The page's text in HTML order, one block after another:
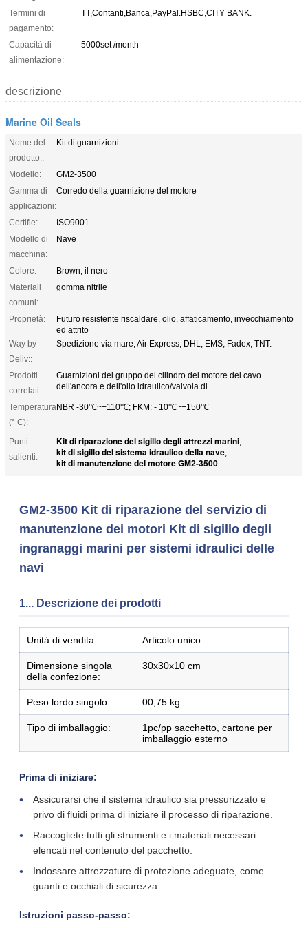
Termini di
pagamento:
TT,Contanti,Banca,PayPal.HSBC,CITY BANK.
Capacità di
alimentazione:
5000set /month
descrizione
Marine Oil Seals
Nome del
prodotto::
Kit di guarnizioni
Modello:
GM2-3500
Gamma di
applicazioni:
Corredo della guarnizione del motore
Certifie:
ISO9001
Modello di
macchina:
Nave
Colore:
Brown, il nero
Materiali
comuni:
gomma nitrile
Proprietà:
Futuro resistente riscaldare, olio, affaticamento, invecchiamento
ed attrito
Way by
Deliv::
Spedizione via mare, Air Express, DHL, EMS, Fadex, TNT.
Prodotti
correlati:
Guarnizioni del gruppo del cilindro del motore del cavo
dell'ancora e dell'olio idraulico/valvola di
Temperatura
(° C):
NBR -30℃~+110℃; FKM: - 10℃~+150℃
Punti
salienti:
Kit di riparazione del sigillo degli attrezzi marini,
kit di sigillo del sistema idraulico della nave,
kit di manutenzione del motore GM2-3500
GM2-3500 Kit di riparazione del servizio di
manutenzione dei motori Kit di sigillo degli
ingranaggi marini per sistemi idraulici delle
navi
1... Descrizione dei prodotti
Unità di vendita: Articolo unico
Dimensione singola
della confezione:
30x30x10 cm
Peso lordo singolo: 00,75 kg
Tipo di imballaggio:
1pc/pp sacchetto, cartone per
imballaggio esterno
Prima di iniziare:
Assicurarsi che il sistema idraulico sia pressurizzato e
privo di fluidi prima di iniziare il processo di riparazione.
Raccogliete tutti gli strumenti e i materiali necessari
elencati nel contenuto del pacchetto.
Indossare attrezzature di protezione adeguate, come
guanti e occhiali di sicurezza.
Istruzioni passo-passo: